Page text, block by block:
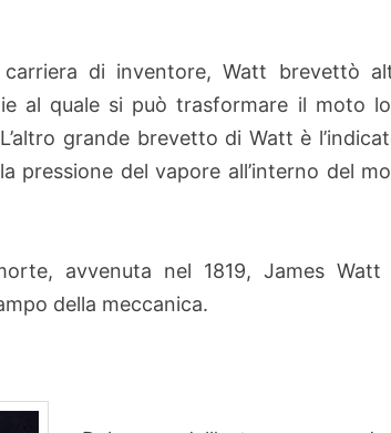
di inventore, Watt brevettò
al quale si può trasformare il moto
grande brevetto di Watt è
pressione del vapore all’interno del
avvenuta nel 1819, James
della meccanica.